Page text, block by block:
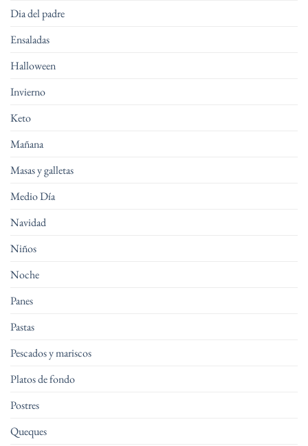
Dia del padre
Ensaladas
Halloween
Invierno
Keto
Mañana
Masas y galletas
Medio Día
Navidad
Niños
Noche
Panes
Pastas
Pescados y mariscos
Platos de fondo
Postres
Queques